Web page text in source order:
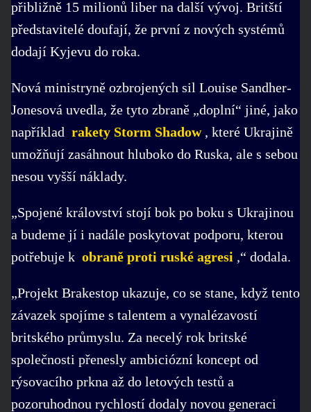
přibližně 15 milionů liber na další vývoj. Britští
představitelé doufají, že první z nových systémů
dodají Kyjevu do roka.
Nová ministryně ozbrojených sil Louise Sandher-
Jonesová uvedla, že tyto zbraně „doplní“ jiné, jako
například rakety Storm Shadow, které Ukrajině
umožňují zasáhnout hluboko do Ruska, ale s sebou
nesou vyšší náklady.
„Spojené království stojí bok po boku s Ukrajinou
a budeme jí i nadále poskytovat podporu, kterou
potřebuje k obraně proti ruské agresi ,“ dodala.
„Projekt Brakestop ukazuje, co se stane, když tento
závazek spojíme s talentem a vynalézavostí
britského průmyslu. Za necelý rok britské
společnosti přenesly ambiciózní koncept od
rýsovacího prkna až do letových testů a
pozoruhodnou rychlostí dodaly novou generaci